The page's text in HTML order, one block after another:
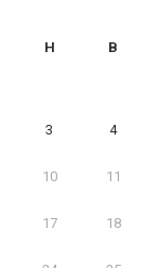
H B
3 4
10 11
17 18